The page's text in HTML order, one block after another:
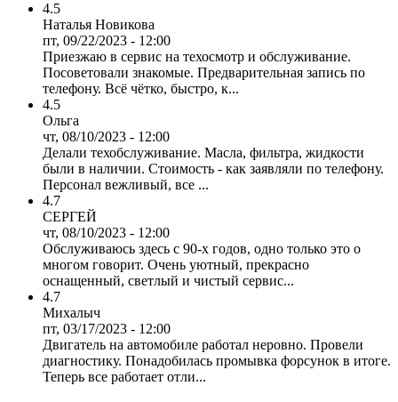
4.5
Наталья Новикова
пт, 09/22/2023 - 12:00
Приезжаю в сервис на техосмотр и обслуживание.
Посоветовали знакомые. Предварительная запись по
телефону. Всё чётко, быстро, к...
4.5
Ольга
чт, 08/10/2023 - 12:00
Делали техобслуживание. Масла, фильтра, жидкости
были в наличии. Стоимость - как заявляли по телефону.
Персонал вежливый, все ...
4.7
СЕРГЕЙ
чт, 08/10/2023 - 12:00
Обслуживаюсь здесь с 90-х годов, одно только это о
многом говорит. Очень уютный, прекрасно
оснащенный, светлый и чистый сервис...
4.7
Михалыч
пт, 03/17/2023 - 12:00
Двигатель на автомобиле работал неровно. Провели
диагностику. Понадобилась промывка форсунок в итоге.
Теперь все работает отли...